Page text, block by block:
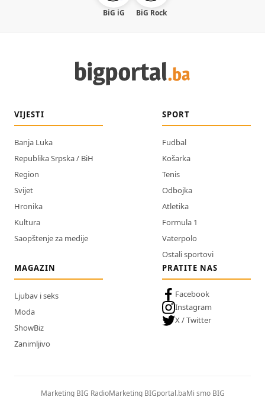
BiG iG BiG Rock
VIJESTI
Banja Luka
Republika Srpska / BiH
Region
Svijet
Hronika
Kultura
Saopštenje za medije
SPORT
Fudbal
Košarka
Tenis
Odbojka
Atletika
Formula 1
Vaterpolo
Ostali sportovi
MAGAZIN
Ljubav i seks
Moda
ShowBiz
Zanimljivo
PRATITE NAS
Facebook
Instagram
X / Twitter
Marketing BIG RadioMarketing BIGportal.baMi smo BIG